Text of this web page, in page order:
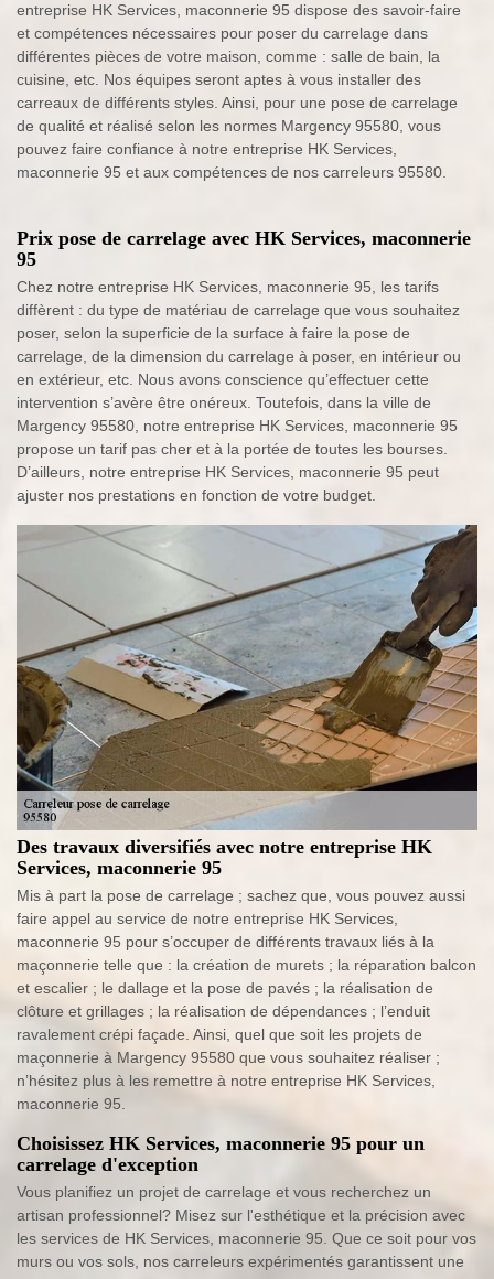
entreprise HK Services, maconnerie 95 dispose des savoir-faire
et compétences nécessaires pour poser du carrelage dans
différentes pièces de votre maison, comme : salle de bain, la
cuisine, etc. Nos équipes seront aptes à vous installer des
carreaux de différents styles. Ainsi, pour une pose de carrelage
de qualité et réalisé selon les normes Margency 95580, vous
pouvez faire confiance à notre entreprise HK Services,
maconnerie 95 et aux compétences de nos carreleurs 95580.
Prix pose de carrelage avec HK Services, maconnerie
95
Chez notre entreprise HK Services, maconnerie 95, les tarifs
diffèrent : du type de matériau de carrelage que vous souhaitez
poser, selon la superficie de la surface à faire la pose de
carrelage, de la dimension du carrelage à poser, en intérieur ou
en extérieur, etc. Nous avons conscience qu’effectuer cette
intervention s’avère être onéreux. Toutefois, dans la ville de
Margency 95580, notre entreprise HK Services, maconnerie 95
propose un tarif pas cher et à la portée de toutes les bourses.
D’ailleurs, notre entreprise HK Services, maconnerie 95 peut
ajuster nos prestations en fonction de votre budget.
Des travaux diversifiés avec notre entreprise HK
Services, maconnerie 95
Mis à part la pose de carrelage ; sachez que, vous pouvez aussi
faire appel au service de notre entreprise HK Services,
maconnerie 95 pour s’occuper de différents travaux liés à la
maçonnerie telle que : la création de murets ; la réparation balcon
et escalier ; le dallage et la pose de pavés ; la réalisation de
clôture et grillages ; la réalisation de dépendances ; l’enduit
ravalement crépi façade. Ainsi, quel que soit les projets de
maçonnerie à Margency 95580 que vous souhaitez réaliser ;
n’hésitez plus à les remettre à notre entreprise HK Services,
maconnerie 95.
Choisissez HK Services, maconnerie 95 pour un
carrelage d'exception
Vous planifiez un projet de carrelage et vous recherchez un
artisan professionnel? Misez sur l'esthétique et la précision avec
les services de HK Services, maconnerie 95. Que ce soit pour vos
murs ou vos sols, nos carreleurs expérimentés garantissent une